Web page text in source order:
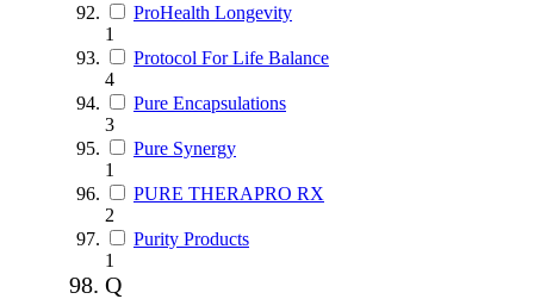
ProHealth Longevity
1
Protocol For Life Balance
4
Pure Encapsulations
3
Pure Synergy
1
PURE THERAPRO RX
2
Purity Products
1
Q